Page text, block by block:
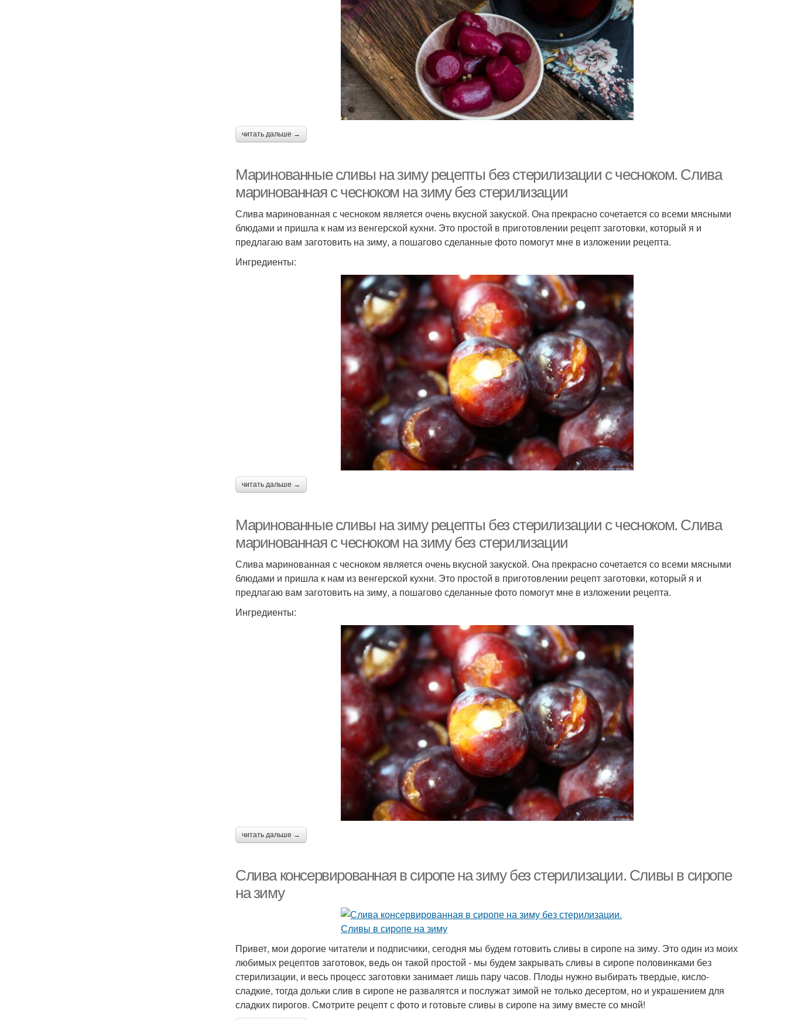
читать дальше →
Маринованные сливы на зиму рецепты без стерилизации с чесноком. Слива
маринованная с чесноком на зиму без стерилизации
Слива маринованная с чесноком является очень вкусной закуской. Она прекрасно сочетается со всеми мясными
блюдами и пришла к нам из венгерской кухни. Это простой в приготовлении рецепт заготовки, который я и
предлагаю вам заготовить на зиму, а пошагово сделанные фото помогут мне в изложении рецепта.
Ингредиенты:
читать дальше →
Маринованные сливы на зиму рецепты без стерилизации с чесноком. Слива
маринованная с чесноком на зиму без стерилизации
Слива маринованная с чесноком является очень вкусной закуской. Она прекрасно сочетается со всеми мясными
блюдами и пришла к нам из венгерской кухни. Это простой в приготовлении рецепт заготовки, который я и
предлагаю вам заготовить на зиму, а пошагово сделанные фото помогут мне в изложении рецепта.
Ингредиенты:
читать дальше →
Слива консервированная в сиропе на зиму без стерилизации. Сливы в сиропе
на зиму
Привет, мои дорогие читатели и подписчики, сегодня мы будем готовить сливы в сиропе на зиму. Это один из моих
любимых рецептов заготовок, ведь он такой простой - мы будем закрывать сливы в сиропе половинками без
стерилизации, и весь процесс заготовки занимает лишь пару часов. Плоды нужно выбирать твердые, кисло-
сладкие, тогда дольки слив в сиропе не развалятся и послужат зимой не только десертом, но и украшением для
сладких пирогов. Смотрите рецепт с фото и готовьте сливы в сиропе на зиму вместе со мной!